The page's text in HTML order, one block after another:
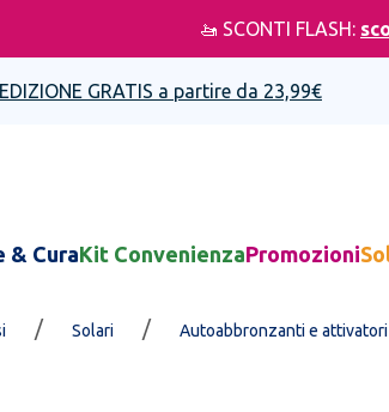
🚤 SCONTI FLASH:
GRATIS a partire da 23,99€
& CuraKit ConvenienzaPromozioni
/ Solari / Autoabbronzanti e